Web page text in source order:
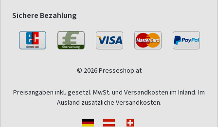
Sichere Bezahlung
© 2026 Presseshop.at
Preisangaben inkl. gesetzl. MwSt. und Versandkosten im Inland. Im
Ausland zusätzliche Versandkosten.